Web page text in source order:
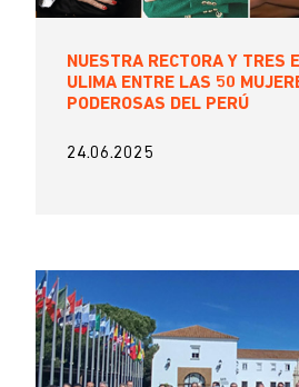
NUESTRA RECTORA Y TRES
ULIMA ENTRE LAS 50
PODEROSAS DEL PERÚ
24.06.2025